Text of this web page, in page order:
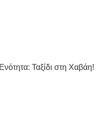
Ταξίδι στη Χαβάη!